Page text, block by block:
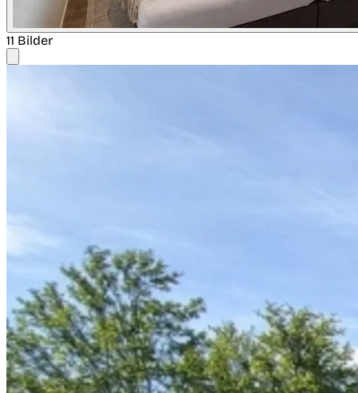
11 Bilder